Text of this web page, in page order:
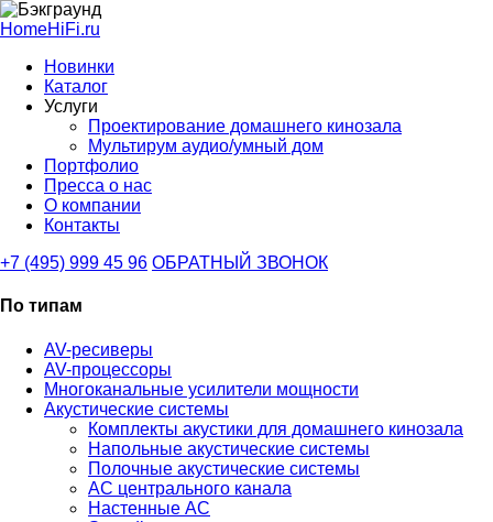
HomeHiFi.ru
Новинки
Каталог
Услуги
Проектирование домашнего кинозала
Мультирум аудио/умный дом
Портфолио
Пресса о нас
О компании
Контакты
+7 (495) 999 45 96 ОБРАТНЫЙ ЗВОНОК
По типам
AV-ресиверы
AV-процессоры
Многоканальные усилители мощности
Акустические системы
Комплекты акустики для домашнего кинозала
Напольные акустические системы
Полочные акустические системы
АС центрального канала
Настенные АС